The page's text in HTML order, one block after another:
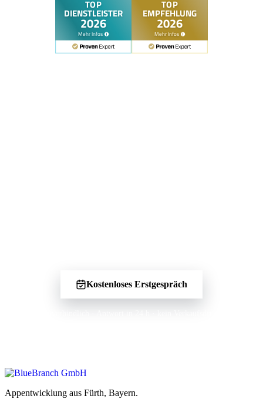
Kostenloses Erstgespräch
Appentwicklung aus Fürth, Bayern.